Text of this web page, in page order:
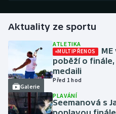
Florbal
Futsal
Golf
Aktuality ze sportu
Galerie
ATLETIKA
MULTIPŘENOS
poběží o
medaili
Před 1 hod
PLAVÁNÍ
Seemanová s